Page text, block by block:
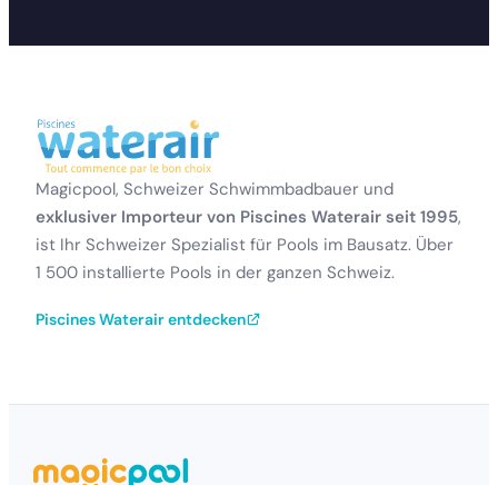
Magicpool, Schweizer Schwimmbadbauer und
exklusiver Importeur von Piscines Waterair seit 1995,
ist Ihr Schweizer Spezialist für Pools im Bausatz. Über
1 500 installierte Pools in der ganzen Schweiz.
Piscines Waterair entdecken